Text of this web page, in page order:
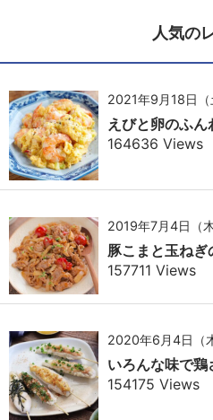
人気の
2021年9月18日（
えびと卵のふん
164636 Views
2019年7月4日（木
豚こまと玉ね
157711 Views
2020年6月4日（
いろんな味で鶏
154175 Views